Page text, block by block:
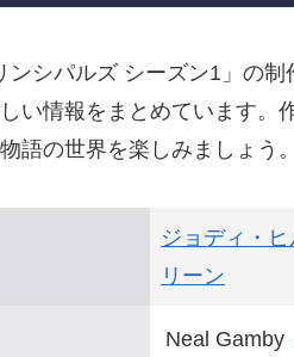
ンシパルズ シーズン1」の
い情報をまとめています。
語の世界を楽しみましょう。
ジョディ・ヒ
リーン
Neal Gamby